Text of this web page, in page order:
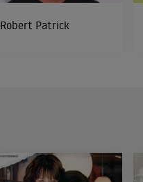
Robert Patrick